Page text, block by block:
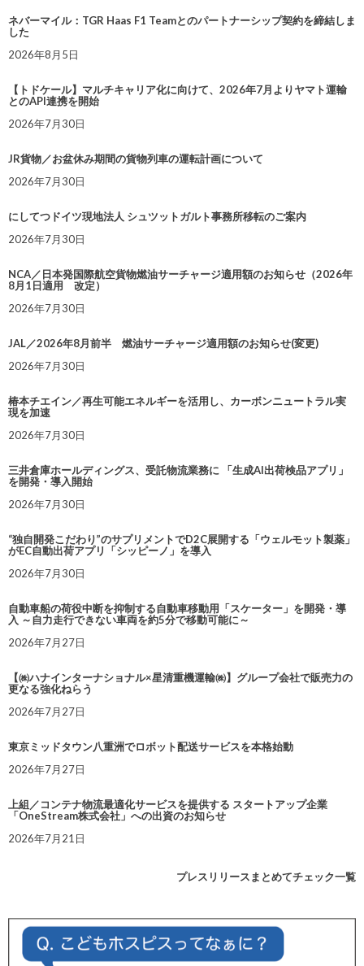
ネバーマイル：TGR Haas F1 Teamとのパートナーシップ契約を締結しま
した
2026年8月5日
【トドケール】マルチキャリア化に向けて、2026年7月よりヤマト運輸
とのAPI連携を開始
2026年7月30日
JR貨物／お盆休み期間の貨物列車の運転計画について
2026年7月30日
にしてつドイツ現地法人 シュツットガルト事務所移転のご案内
2026年7月30日
NCA／日本発国際航空貨物燃油サーチャージ適用額のお知らせ（2026年
8月1日適用 改定）
2026年7月30日
JAL／2026年8月前半 燃油サーチャージ適用額のお知らせ(変更)
2026年7月30日
椿本チエイン／再生可能エネルギーを活用し、カーボンニュートラル実
現を加速
2026年7月30日
三井倉庫ホールディングス、受託物流業務に 「生成AI出荷検品アプリ」
を開発・導入開始
2026年7月30日
“独自開発こだわり”のサプリメントでD2C展開する「ウェルモット製薬」
がEC自動出荷アプリ「シッピーノ」を導入
2026年7月30日
自動車船の荷役中断を抑制する自動車移動用「スケーター」を開発・導
入 ～自力走行できない車両を約5分で移動可能に～
2026年7月27日
【㈱ハナインターナショナル×星清重機運輸㈱】グループ会社で販売力の
更なる強化ねらう
2026年7月27日
東京ミッドタウン八重洲でロボット配送サービスを本格始動
2026年7月27日
上組／コンテナ物流最適化サービスを提供する スタートアップ企業
「OneStream株式会社」への出資のお知らせ
2026年7月21日
プレスリリースまとめてチェック一覧